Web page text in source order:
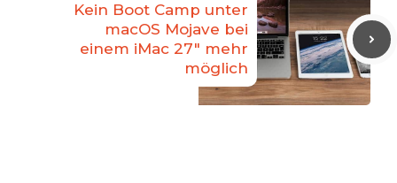
Kein Boot Camp unter
macOS Mojave bei
einem iMac 27″ mehr
möglich